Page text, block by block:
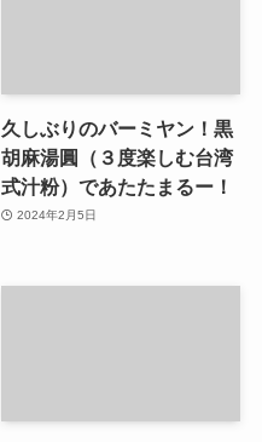
久しぶりのバーミヤン！黒
胡麻湯圓（３度楽しむ台湾
式汁粉）であたたまるー！
2024年2月5日